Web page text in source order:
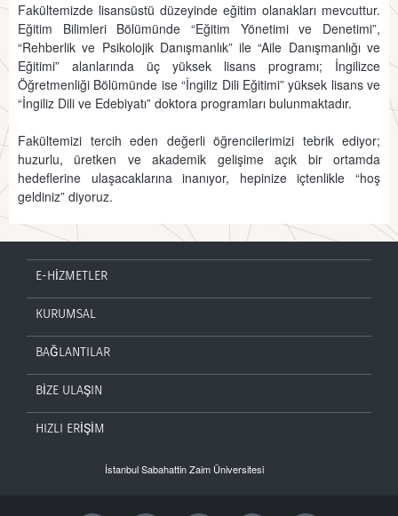
Fakültemizde lisansüstü düzeyinde eğitim olanakları mevcuttur.
Eğitim Bilimleri Bölümünde “Eğitim Yönetimi ve Denetimi”,
“Rehberlik ve Psikolojik Danışmanlık” ile “Aile Danışmanlığı ve
Eğitimi” alanlarında üç yüksek lisans programı; İngilizce
Öğretmenliği Bölümünde ise “İngiliz Dili Eğitimi” yüksek lisans ve
“İngiliz Dili ve Edebiyatı” doktora programları bulunmaktadır.
Fakültemizi tercih eden değerli öğrencilerimizi tebrik ediyor;
huzurlu, üretken ve akademik gelişime açık bir ortamda
hedeflerine ulaşacaklarına inanıyor, hepinize içtenlikle “hoş
geldiniz” diyoruz.
E-HİZMETLER
KURUMSAL
BAĞLANTILAR
BİZE ULAŞIN
HIZLI ERİŞİM
İstanbul Sabahattin Zaim Üniversitesi